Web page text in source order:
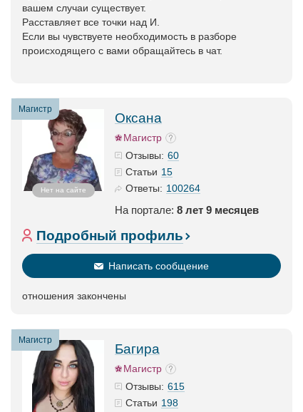
вашем случаи существует.
Расставляет все точки над И.
Если вы чувствуете необходимость в разборе
происходящего с вами обращайтесь в чат.
Магистр
Нет на сайте
Оксана
Магистр
Отзывы: 60
Статьи 15
Ответы: 100264
На портале: 8 лет 9 месяцев
Подробный профиль
Написать сообщение
отношения закончены
Магистр
Багира
Магистр
Отзывы: 615
Статьи 198